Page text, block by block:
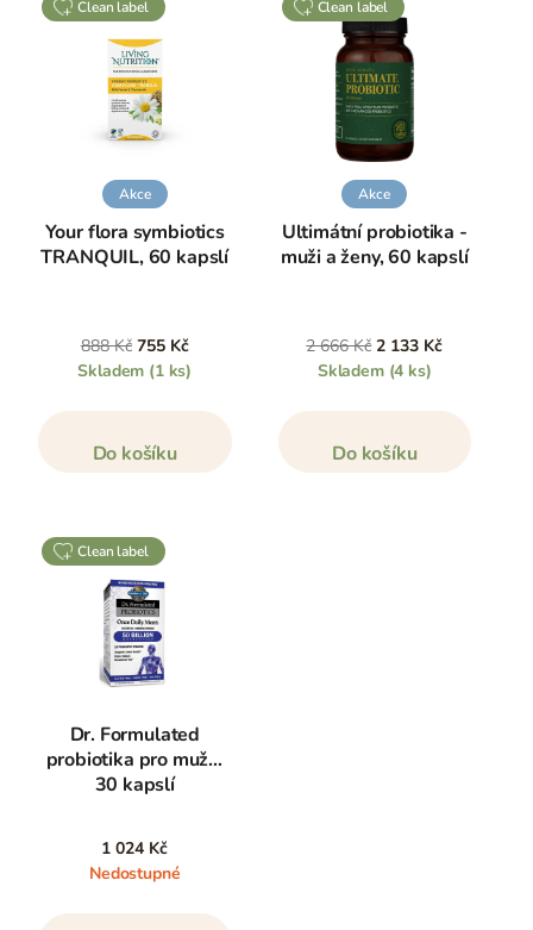
clean label
Akce
Your flora symbiotics
TRANQUIL, 60 kapslí
888 Kč 755 Kč
Skladem (1 ks)
Do košíku
clean label
Akce
Ultimátní probiotika -
muži a ženy, 60 kapslí
2 666 Kč 2 133 Kč
Skladem (4 ks)
Do košíku
clean label
Dr. Formulated
probiotika pro muže,
30 kapslí
1 024 Kč
Nedostupné